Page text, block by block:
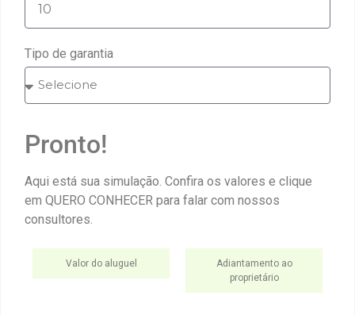
Tipo de garantia
Pronto!
Aqui está sua simulação. Confira os valores e clique
em QUERO CONHECER para falar com nossos
consultores.
Valor do aluguel
Adiantamento ao
proprietário